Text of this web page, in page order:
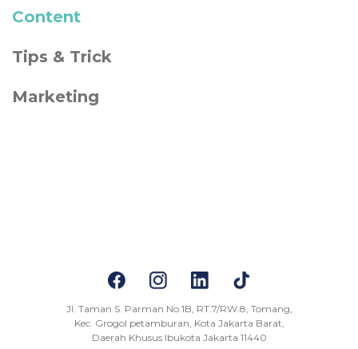
Content
Tips & Trick
Marketing
Jl. Taman S. Parman No.1B, RT.7/RW.8, Tomang,
Kec. Grogol petamburan, Kota Jakarta Barat,
Daerah Khusus Ibukota Jakarta 11440